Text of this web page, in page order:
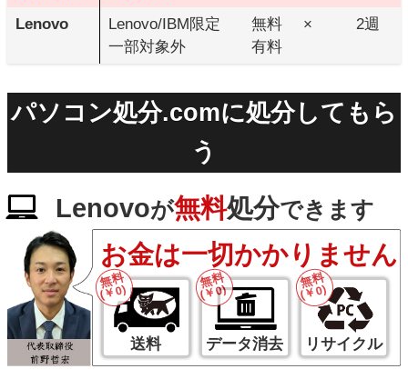
Lenovo
Lenovo/IBM限定
一部対象外
無料
有料
× 2週
パソコン処分.comに処分してもら
う
Lenovoが無料処分できます
お金は一切かかりません
送料 データ消去 リサイクル
無料
(￥0)
無料
(￥0)
無料
(￥0)